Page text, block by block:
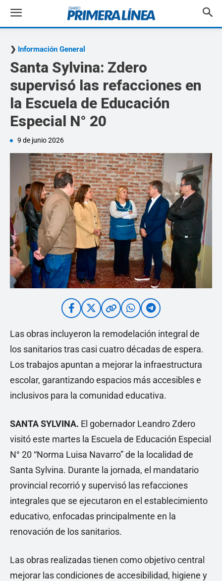
Información General
Santa Sylvina: Zdero
supervisó las refacciones en
la Escuela de Educación
Especial N° 20
9 de junio 2026
Las obras incluyeron la remodelación integral de
los sanitarios tras casi cuatro décadas de espera.
Los trabajos apuntan a mejorar la infraestructura
escolar, garantizando espacios más accesibles e
inclusivos para la comunidad educativa.
SANTA SYLVINA. El gobernador Leandro Zdero
visitó este martes la Escuela de Educación Especial
N° 20 “Norma Luisa Navarro” de la localidad de
Santa Sylvina. Durante la jornada, el mandatario
provincial recorrió y supervisó las refacciones
integrales que se ejecutaron en el establecimiento
educativo, enfocadas principalmente en la
renovación de los sanitarios.
Las obras realizadas tienen como objetivo central
mejorar las condiciones de accesibilidad, higiene y